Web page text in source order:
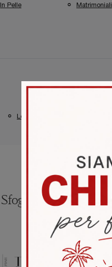
In Pelle Matrimoniali
Letti Tomasella Pomezia
Sfoglia i cataloghi